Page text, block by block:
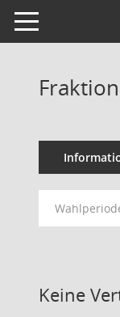
Toggle navigation
Keine